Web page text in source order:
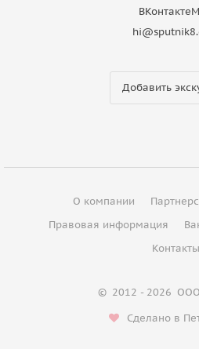
ВКонтакте
Добавить
О компании
Правовая информация
Контакты
© 2012 - 2026 ООО
Сделано в